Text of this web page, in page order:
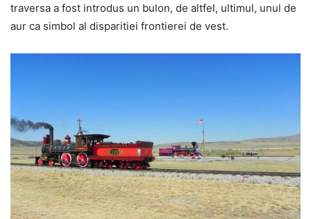
traversa a fost introdus un bulon, de altfel, ultimul, unul de
aur ca simbol al disparitiei frontierei de vest.